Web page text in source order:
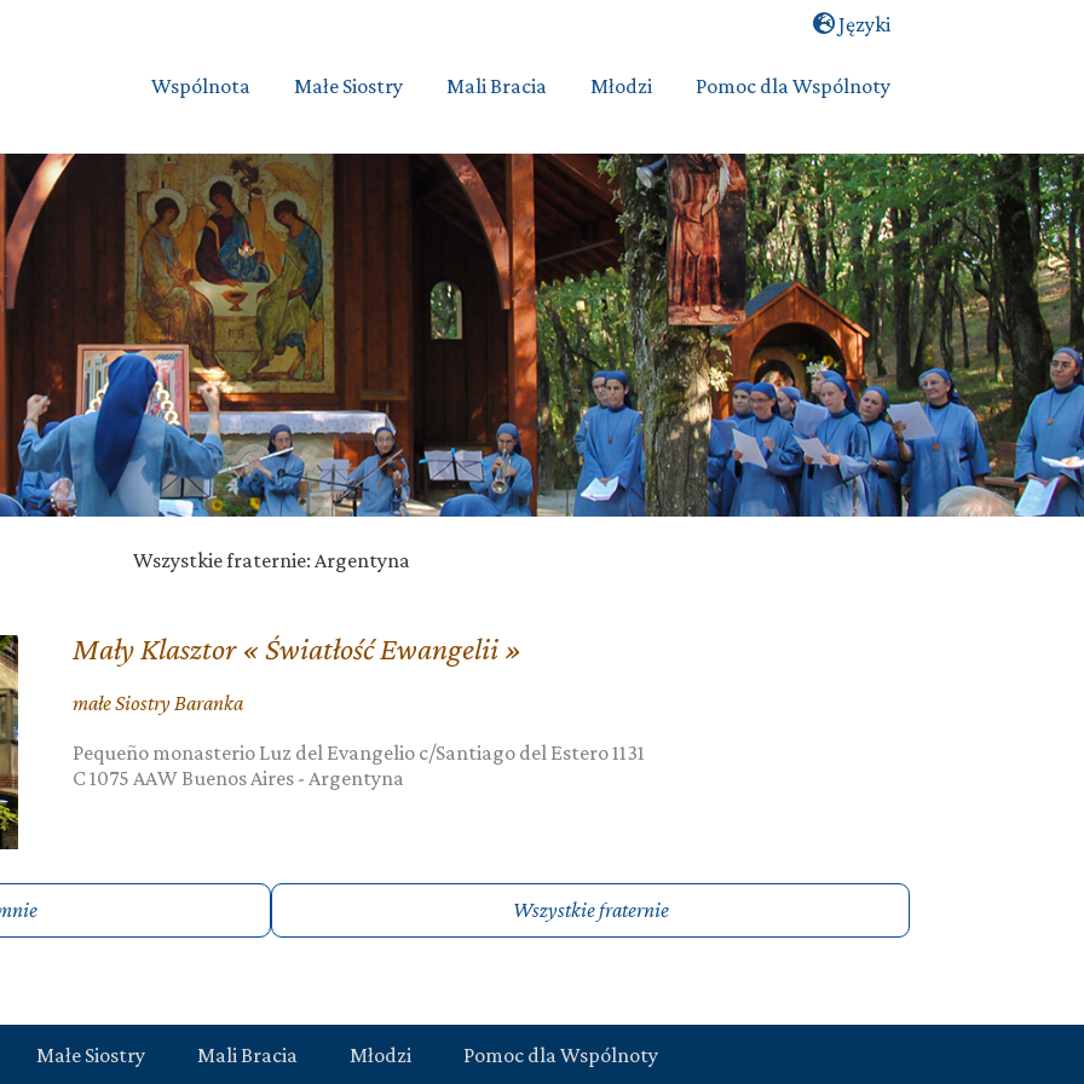
Języki
Wspólnota Małe Siostry Mali Bracia Młodzi Pomoc dla Wspólnoty
Wszystkie fraternie: Argentyna
Mały Klasztor « Światłość Ewangelii »
małe Siostry Baranka
Pequeño monasterio Luz del Evangelio c/Santiago del Estero 1131
C 1075 AAW Buenos Aires- Argentyna
Wszystkie fraternie
Małe Siostry Mali Bracia Młodzi Pomoc dla Wspólnoty